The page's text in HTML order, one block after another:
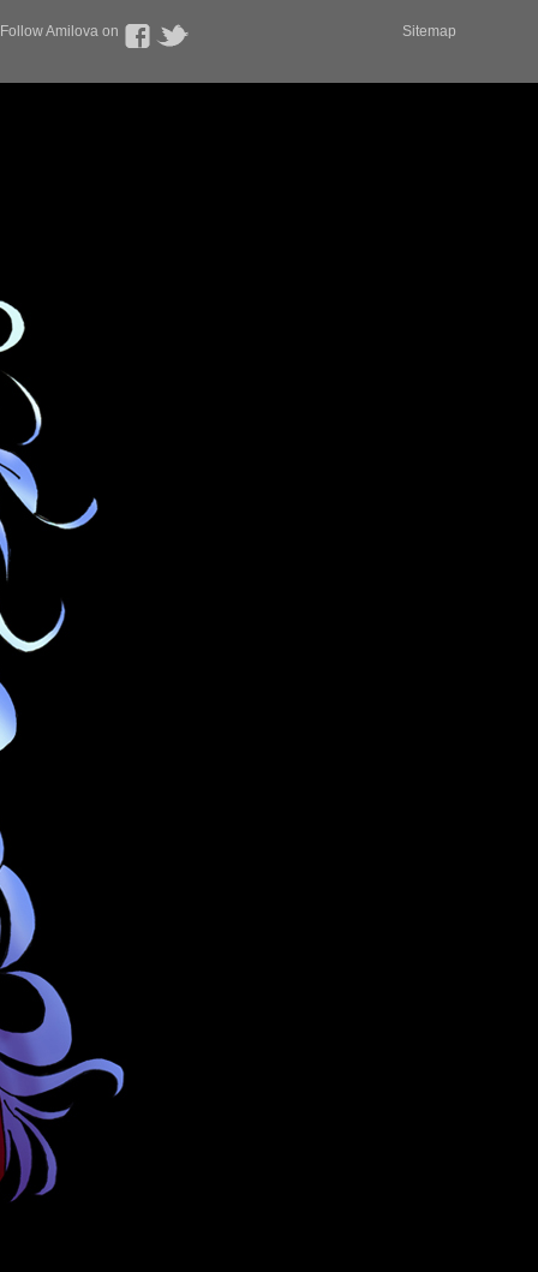
Follow Amilova on Sitemap